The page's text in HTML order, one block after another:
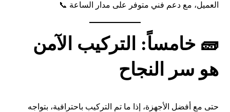
العميل، مع دعم فني متوفر على مدار الساعة 📞
🧱 خامساً: التركيب الآمن
هو سر النجاح
حتى مع أفضل الأجهزة، إذا ما تم التركيب باحترافية، بتواجه